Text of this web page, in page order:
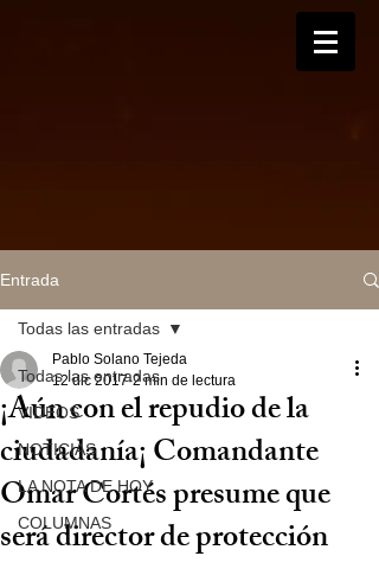
Entrada
Todas las entradas
VIDEOS
NOTICIAS
LA NOTA DE HOY
COLUMNAS
Todas las entradas
¡Aún con el repudio de la
ciudadanía¡ Comandante
Omar Cortés presume que
será director de protección
Pablo Solano Tejeda
12 dic 2017 2 min de lectura